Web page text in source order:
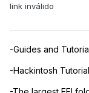
link inválido
-Guides and
-Hackintosh